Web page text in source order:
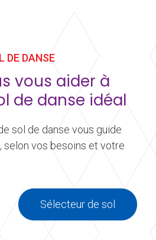
DE DANSE
vous aider à
de danse idéal
sol de danse vous guide
selon vos besoins et votre
Sélecteur de sol